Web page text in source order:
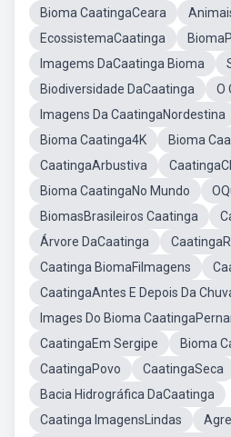
Bioma CaatingaCeara
EcossistemaCaatinga
Imagems DaCaatinga Bioma
Biodiversidade DaCaatinga
O
Imagens Da CaatingaNordestina
Bioma Caatinga4K
Bioma
CaatingaArbustiva
Bioma CaatingaNo Mundo
BiomasBrasileiros Caatinga
Árvore DaCaatinga
Caatinga BiomaFilmagens
CaatingaAntes E Depois Da
Images Do Bioma
CaatingaEm Sergipe
Bioma
CaatingaPovo
CaatingaSeca
Bacia Hidrográfica DaCaatinga
Caatinga ImagensLindas